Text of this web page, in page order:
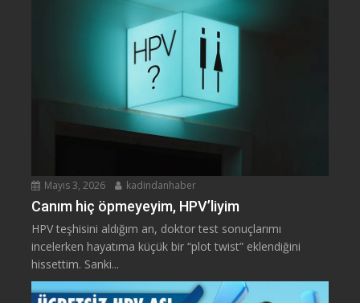
Mayıs 3, 2026 kadindanhaber
Canım hiç öpmeyeyim, HPV’liyim
HPV teşhisini aldığım an, doktor test sonuçlarımı
incelerken hayatıma küçük bir “plot twist” eklendiğini
hissettim. Sanki...